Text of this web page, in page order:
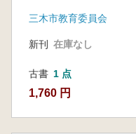
三木市教育委員会
新刊 在庫なし
古書 1 点
1,760 円